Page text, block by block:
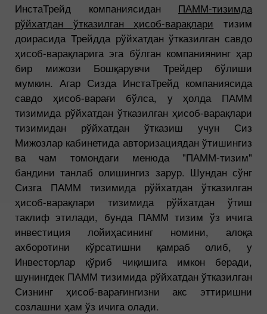
ИнстаТрейд компаниясидан ПАММ-тизимда
рўйхатдан ўтказилган ҳисоб-варақлари тизим
доирасида Трейдда рўйхатдан ўтказилган савдо
ҳисоб-варақларига эга бўлган компаниянинг ҳар
бир мижози Бошқарувчи Трейдер бўлиши
мумкин. Агар Сизда ИнстаТрейд компаниясида
савдо ҳисоб-варағи бўлса, у ҳолда ПАММ
тизимида рўйхатдан ўтказилган ҳисоб-варақлари
тизимидан рўйхатдан ўтказиш учун Сиз
Мижозлар кабинетида авторизациядан ўтишингиз
ва чам томондаги менюда "ПАММ-тизим"
бандини танлаб олишингиз зарур. Шундан сўнг
Сизга ПАММ тизимида рўйхатдан ўтказилган
ҳисоб-варақлари тизимида рўйхатдан ўтиш
таклиф этилади, бунда ПАММ тизим ўз ичига
инвестиция лойиҳасининг номини, алоқа
ахборотини кўрсатишни қамраб олиб, у
Инвесторлар қўриб чиқишига имкон беради,
шунингдек ПАММ тизимида рўйхатдан ўтказилган
Сизнинг ҳисоб-варағингизни акс эттиришни
созлашни ҳам ўз ичига олади.